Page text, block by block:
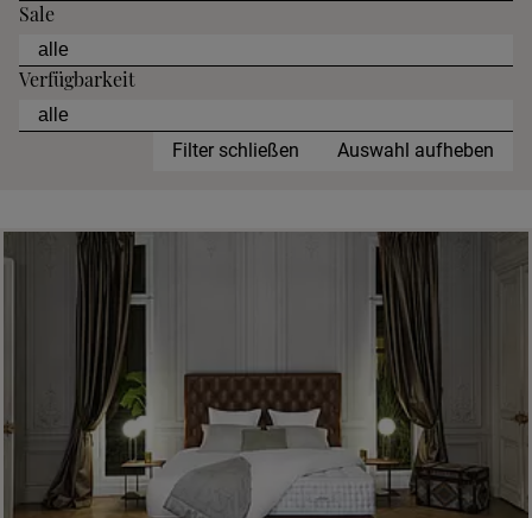
Sale
Verfügbarkeit
Filter schließen Auswahl aufheben